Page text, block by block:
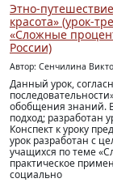
Этно-
красота» (урок-
«Сложные
России)
Автор: Сенчилина
Данный урок,
обобщения знаний.
подход; разработан
Конспект к уроку
урок разработан с
учащихся по теме
практическое
социально